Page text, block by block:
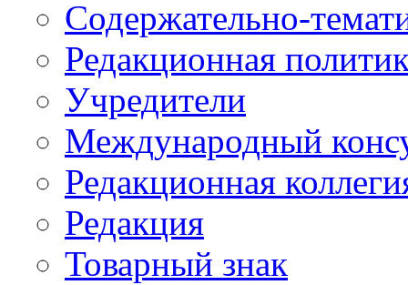
Содержательно-
Редакционная
Учредители
Международный
Редакционная
Редакция
Товарный знак